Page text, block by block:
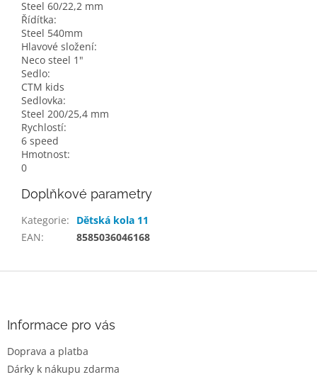
Steel 60/22,2 mm
Řídítka:
Steel 540mm
Hlavové složení:
Neco steel 1"
Sedlo:
CTM kids
Sedlovka:
Steel 200/25,4 mm
Rychlostí:
6 speed
Hmotnost:
0
Doplňkové parametry
Kategorie:
Dětská kola 11
EAN: 8585036046168
Informace pro vás
Doprava a platba
Dárky k nákupu zdarma